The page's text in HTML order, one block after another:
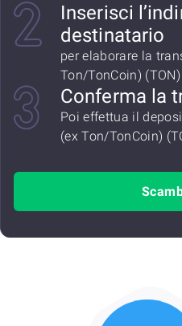
Inserisci
destinatario
per elaborare la
Ton/TonCoin) (TON)
Conferma la
Poi effettua il
(ex Ton/TonCoin)